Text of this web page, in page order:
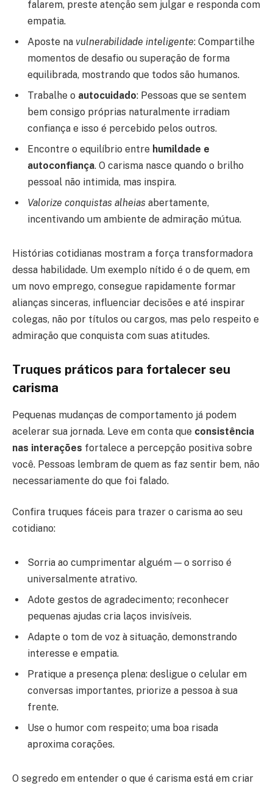
falarem, preste atenção sem julgar e responda com
empatia.
Aposte na vulnerabilidade inteligente: Compartilhe
momentos de desafio ou superação de forma
equilibrada, mostrando que todos são humanos.
Trabalhe o autocuidado: Pessoas que se sentem
bem consigo próprias naturalmente irradiam
confiança e isso é percebido pelos outros.
Encontre o equilíbrio entre humildade e
autoconfiança. O carisma nasce quando o brilho
pessoal não intimida, mas inspira.
Valorize conquistas alheias abertamente,
incentivando um ambiente de admiração mútua.
Histórias cotidianas mostram a força transformadora
dessa habilidade. Um exemplo nítido é o de quem, em
um novo emprego, consegue rapidamente formar
alianças sinceras, influenciar decisões e até inspirar
colegas, não por títulos ou cargos, mas pelo respeito e
admiração que conquista com suas atitudes.
Truques práticos para fortalecer seu
carisma
Pequenas mudanças de comportamento já podem
acelerar sua jornada. Leve em conta que consistência
nas interações fortalece a percepção positiva sobre
você. Pessoas lembram de quem as faz sentir bem, não
necessariamente do que foi falado.
Confira truques fáceis para trazer o carisma ao seu
cotidiano:
Sorria ao cumprimentar alguém — o sorriso é
universalmente atrativo.
Adote gestos de agradecimento; reconhecer
pequenas ajudas cria laços invisíveis.
Adapte o tom de voz à situação, demonstrando
interesse e empatia.
Pratique a presença plena: desligue o celular em
conversas importantes, priorize a pessoa à sua
frente.
Use o humor com respeito; uma boa risada
aproxima corações.
O segredo em entender o que é carisma está em criar